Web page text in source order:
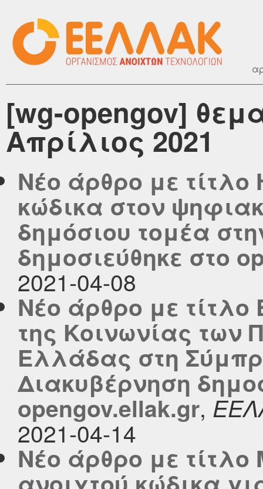
[wg-opengov]
Απρίλιος 2021
Νέο άρθρο με
κώδικα στον
δημόσιου τομέα
δημοσιεύθηκε στο
2021-04-08
Νέο άρθρο με
της Κοινωνίας των
Ελλάδας στη
Διακυβέρνηση
opengov.ellak.gr,
2021-04-14
Νέο άρθρο με